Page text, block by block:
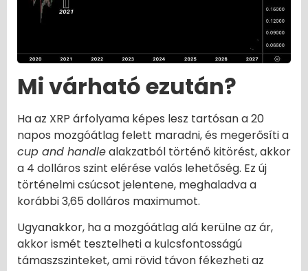
Mi várható ezután?
Ha az XRP árfolyama képes lesz tartósan a 20
napos mozgóátlag felett maradni, és megerősíti a
cup and handlealakzatból történő kitörést, akkor
a 4 dolláros szint elérése valós lehetőség. Ez új
történelmi csúcsot jelentene, meghaladva a
korábbi 3,65 dolláros maximumot.
Ugyanakkor, ha a mozgóátlag alá kerülne az ár,
akkor ismét tesztelheti a kulcsfontosságú
támaszszinteket, ami rövid távon fékezheti az